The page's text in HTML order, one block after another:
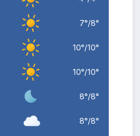
7°/8°
10°/10°
10°/10°
8°/8°
8°/8°